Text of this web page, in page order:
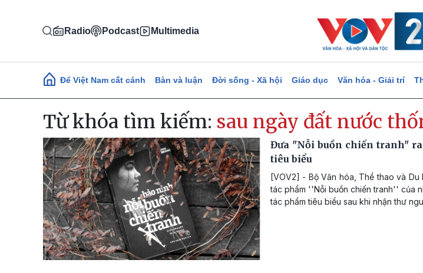
Radio Podcast Multimedia
Main navigation
Để Việt Nam cất cánh Bàn và luận Đời sống - Xã hội Giáo dục Văn hóa - Giải trí
Từ khóa tìm kiếm: sau ngày đất nước
Đưa "Nỗi buồn chiến tranh"
tiêu biểu
[VOV2] - Bộ Văn hóa, Thể thao và
tác phẩm ''Nỗi buồn chiến tranh'' của
tác phẩm tiêu biểu sau khi nhận thư